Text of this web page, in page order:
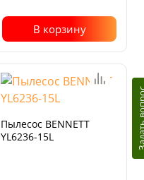
В корзину
Пылесос BENNETT
YL6236-15L